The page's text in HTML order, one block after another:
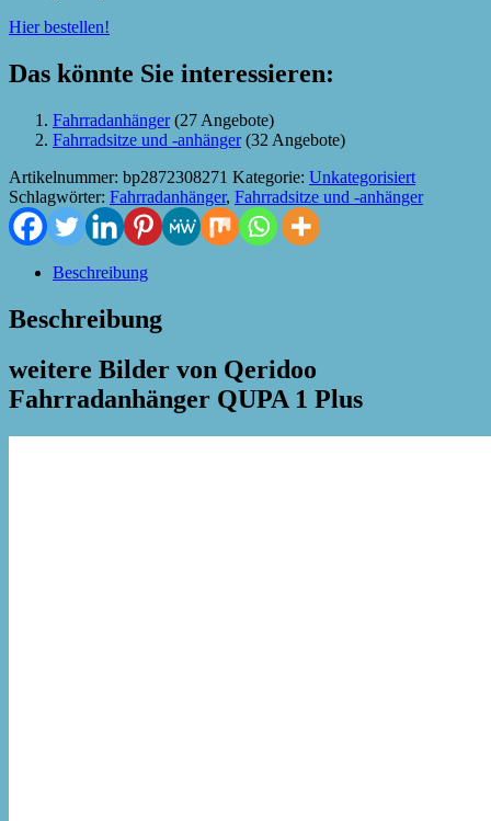
Hier bestellen!
Das könnte Sie interessieren:
Fahrradanhänger(27 Angebote)
Fahrradsitze und -anhänger(32 Angebote)
Artikelnummer: bp2872308271 Kategorie: Unkategorisiert
Schlagwörter: Fahrradanhänger, Fahrradsitze und -anhänger
Beschreibung
Beschreibung
weitere Bilder von Qeridoo
Fahrradanhänger QUPA 1 Plus